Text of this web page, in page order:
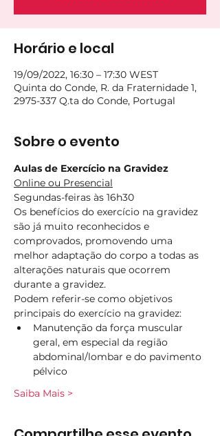
Horário e local
19/09/2022, 16:30 – 17:30 WEST
Quinta do Conde, R. da Fraternidade 1,
2975-337 Q.ta do Conde, Portugal
Sobre o evento
Aulas de Exercício na Gravidez
Online ou Presencial
Segundas-feiras às 16h30
Os benefícios do exercício na gravidez
são já muito reconhecidos e
comprovados, promovendo uma
melhor adaptação do corpo a todas as
alterações naturais que ocorrem
durante a gravidez.
Podem referir-se como objetivos
principais do exercício na gravidez:
Manutenção da força muscular
geral, em especial da região
abdominal/lombar e do pavimento
pélvico
Saiba Mais >